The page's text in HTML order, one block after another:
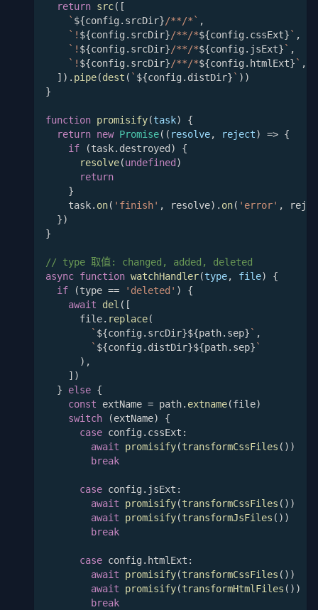
return src( [
` ${config. srcDir}/**/* ` ,
` ! ${config. srcDir}/**/*${config. cssExt} ` ,
` ! ${config. srcDir}/**/*${config. jsExt} ` ,
` ! ${config. srcDir}/**/*${config. htmlExt} ` ,
] ) . pipe(dest ( ` ${config. distDir} ` ) )
}
function promisify(task)
{
return new Promise( ( resolve, reject) => {
if
(task. destroyed )
{
resolve(undefined )
return
}
    task
. on( 'finish' , resolve) . on( 'error' ,
})
}
// type 取值: changed, added, deleted
async function watchHandler(type, file)
{
if
(type == 'deleted' )
{
await
del ( [
      file
. replace(
` ${config. srcDir}${path. sep} ` ,
` ${config. distDir}${path. sep} `
) ,
] )
}
else {
const extName = path. extname(file)
switch
(extName)
{
case config. cssExt :
await
promisify(transformCssFiles ( ) )
break
case config. jsExt :
await
promisify(transformCssFiles ( ) )
await
promisify(transformJsFiles ( ) )
break
case config. htmlExt :
await
promisify(transformCssFiles ( ) )
await
promisify(transformHtmlFiles ( ) )
break